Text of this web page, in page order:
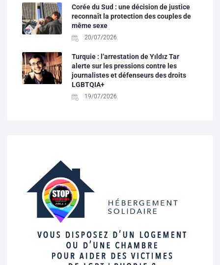
Corée du Sud : une décision de justice
reconnaît la protection des couples de
même sexe
20/07/2026
Turquie : l’arrestation de Yıldız Tar
alerte sur les pressions contre les
journalistes et défenseurs des droits
LGBTQIA+
19/07/2026